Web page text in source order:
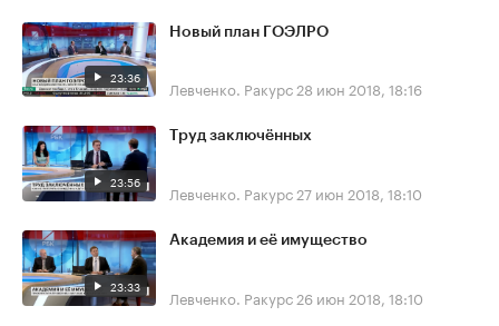
23:36
Новый план ГОЭЛРО
Левченко. Ракурс 28 июн 2018, 18:16
23:56
Труд заключённых
Левченко. Ракурс 27 июн 2018, 18:10
23:33
Академия и её имущество
Левченко. Ракурс 26 июн 2018, 18:10